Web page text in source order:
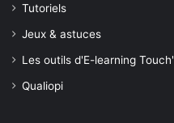
Tutoriels
Jeux & astuces
Les outils d'E-learning Touch'
Qualiopi